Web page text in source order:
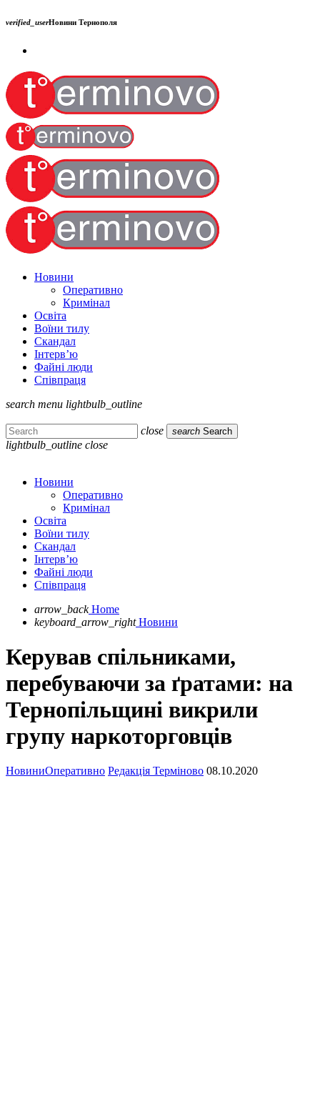
verified_userНовини Тернополя
Новини
Оперативно
Кримінал
Освіта
Воїни тилу
Скандал
Інтерв’ю
Файні люди
Співпраця
search menu lightbulb_outline
close search Search
lightbulb_outline close
Новини
Оперативно
Кримінал
Освіта
Воїни тилу
Скандал
Інтерв’ю
Файні люди
Співпраця
arrow_back Home
keyboard_arrow_right Новини
Керував спільниками,
перебуваючи за ґратами: на
Тернопільщині викрили
групу наркоторговців
НовиниОперативно Редакція Терміново 08.10.2020